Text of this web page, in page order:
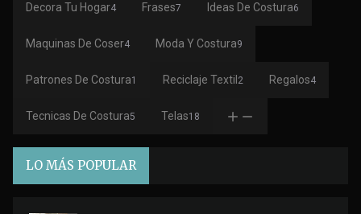
Decora Tu Hogar4 Frases7 Ideas De Costura6
Maquinas De Coser4 Moda Y Costura9
Patrones De Costura1 Reciclaje Textil 2 Regalos4
Tecnicas De Costura5 Telas18
LO MÁS POPULAR